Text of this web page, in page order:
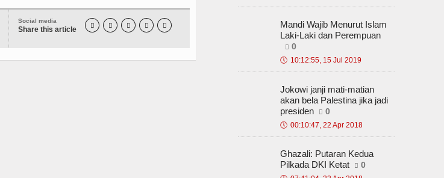
Social media
Share this article     
Mandi Wajib Menurut Islam
Laki-Laki dan Perempuan
0
🕔 10:12:55, 15 Jul 2019
Jokowi janji mati-matian
akan bela Palestina jika jadi
presiden
0
🕔 00:10:47, 22 Apr 2018
Ghazali: Putaran Kedua
Pilkada DKI Ketat
0